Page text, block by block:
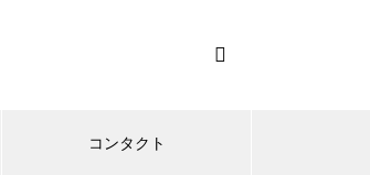
コンタクト